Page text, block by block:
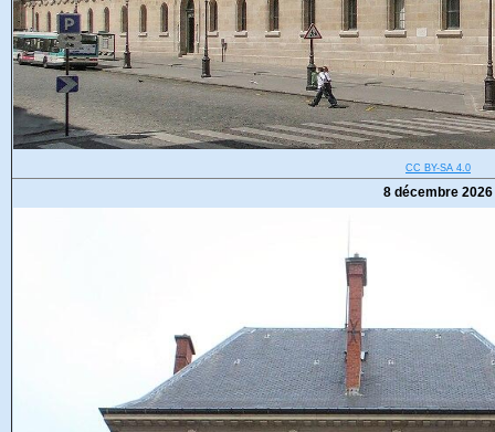
CC BY-SA 4.0
8 décembre 2026